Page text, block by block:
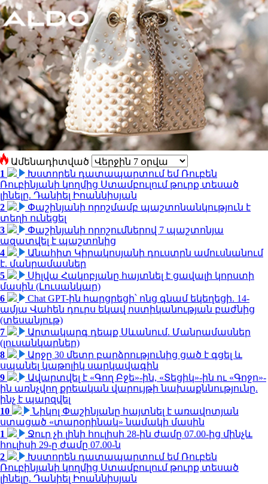
Ամենադիտված
1
Խստորեն դատապարտում եմ Ռուբեն
Ռուբինյանի կողմից Ստամբուլում թուրք տեսած
լինելը. Դանիել Իոաննիսյան
2
Փաշինյանի որոշմամբ պաշտոնանկություն է
տեղի ունեցել
3
Փաշինյանի որոշումներով 7 պաշտոնյա
ազատվել է պաշտոնից
4
Անահիտ Կիրակոսյանի դուստրն ամուսնանում
է. մանրամասներ
5
Սիլվա Հակոբյանը հայտնել է ցավալի կորստի
մասին (Լուսանկար)
6
Chat GPT-ին հարցրեցի՝ ոնց գնամ եկեղեցի. 14-
ամյա Վահեն դուրս եկավ ոստիկանության բաժնից
(տեսանյութ)
7
Արտակարգ դեպք Սևանում. Մանրամասներ
(լուսանկարներ)
8
Արջը 30 մետր բարձրությունից ցած է գցել և
սպանել կաթոլիկ սարկավագին
9
Ավարտվել է «Գող Բջե»-ին, «Տեցիկ»-ին ու «Գոջո»-
ին առնչվող քրեական վարույթի նախաքննությունը.
ինչ է պարզվել
10
Նիկոլ Փաշինյանը հայտնել է առավոտյան
ստացած «տարօրինակ» նամակի մասին
1
Ջուր չի լինի հուլիսի 28-ին ժամը 07.00-ից մինչև
հուլիսի 29-ը ժամը 07.00-ն
2
Խստորեն դատապարտում եմ Ռուբեն
Ռուբինյանի կողմից Ստամբուլում թուրք տեսած
լինելը. Դանիել Իոաննիսյան